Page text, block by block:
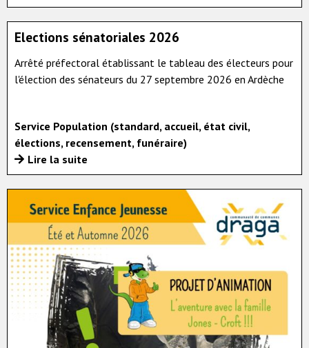
Elections sénatoriales 2026
Arrêté préfectoral établissant le tableau des électeurs pour
l'élection des sénateurs du 27 septembre 2026 en Ardèche
Service Population (standard, accueil, état civil,
élections, recensement, funéraire)
Lire la suite